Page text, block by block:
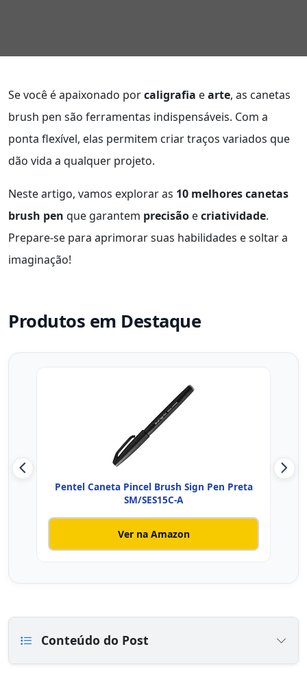
Se você é apaixonado porcaligrafia earte, as canetas
brush pen são ferramentas indispensáveis. Com a
ponta flexível, elas permitem criar traços variados que
dão vida a qualquer projeto.
Neste artigo, vamos explorar as 10 melhores canetas
brush pen que garantem precisão ecriatividade.
Prepare-se para aprimorar suas habilidades e soltar a
imaginação!
Produtos em Destaque
Pentel Caneta Pincel Brush Sign Pen Preta
SM/SES15C-A
Ver na Amazon
Conteúdo do Post